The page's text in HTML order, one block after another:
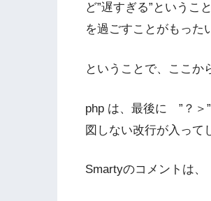
ど”遅すぎる”というこ
を過ごすことがもった
ということで、ここか
php は、最後に ”？＞
図しない改行が入って
Smartyのコメントは